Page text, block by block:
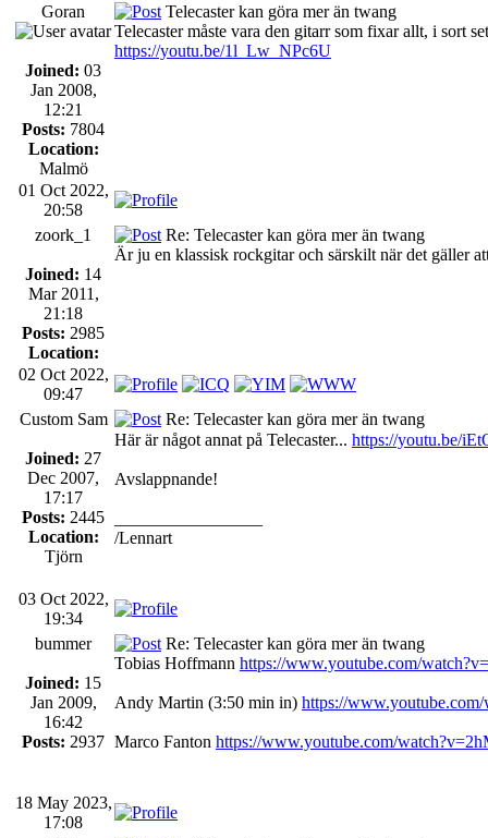
Goran
Joined: 03
Jan 2008,
12:21
Posts: 7804
Location:
Malmö
Telecaster kan göra mer än twang
Telecaster måste vara den gitarr som fixar allt, i sort
https://youtu.be/1l_Lw_NPc6U
01 Oct 2022,
20:58
zoork_1
Joined: 14
Mar 2011,
21:18
Posts: 2985
Location:
Re: Telecaster kan göra mer än twang
Är ju en klassisk rockgitar och särskilt när det gäller
02 Oct 2022,
09:47
Custom Sam
Joined: 27
Dec 2007,
17:17
Posts: 2445
Location:
Tjörn
Re: Telecaster kan göra mer än twang
Här är något annat på Telecaster... https://youtu.be/
Avslappnande!
/Lennart
03 Oct 2022,
19:34
bummer
Joined: 15
Jan 2009,
16:42
Posts: 2937
Re: Telecaster kan göra mer än twang
Tobias Hoffmann https://www.youtube.com/
Andy Martin (3:50 min in) https://
Marco Fanton https://www.youtube.com/
18 May 2023,
17:08